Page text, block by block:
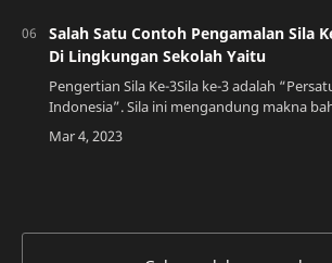
Salah Satu Contoh Pengamalan Sila
Di Lingkungan Sekolah Yaitu
Pengertian Sila Ke-3Sila ke-3 adalah
Indonesia”. Sila ini mengandung makna
kita sebagai warga negara Indonesia harus
mempersatukan diri dalam bingkai Neg…